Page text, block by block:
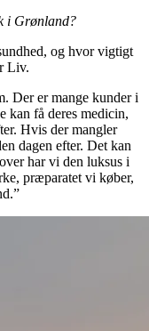
i Grønland?
og hvor vigtigt
Liv.
Der er mange kunder i
kan få deres medicin,
Hvis der mangler
dagen efter. Det kan
har vi den luksus i
præparatet vi køber,